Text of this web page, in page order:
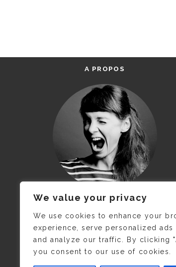
We value your privacy
We use cookies to enhance your
experience, serve personalized ads
and analyze our traffic. By clicking
you consent to our use of cookies.
A PROPOS
JE M’APPELLE DELPHINE MAIS
C’EST ©CAMILLE COLLIN QUI A
PRIS CETTE PHOTO !